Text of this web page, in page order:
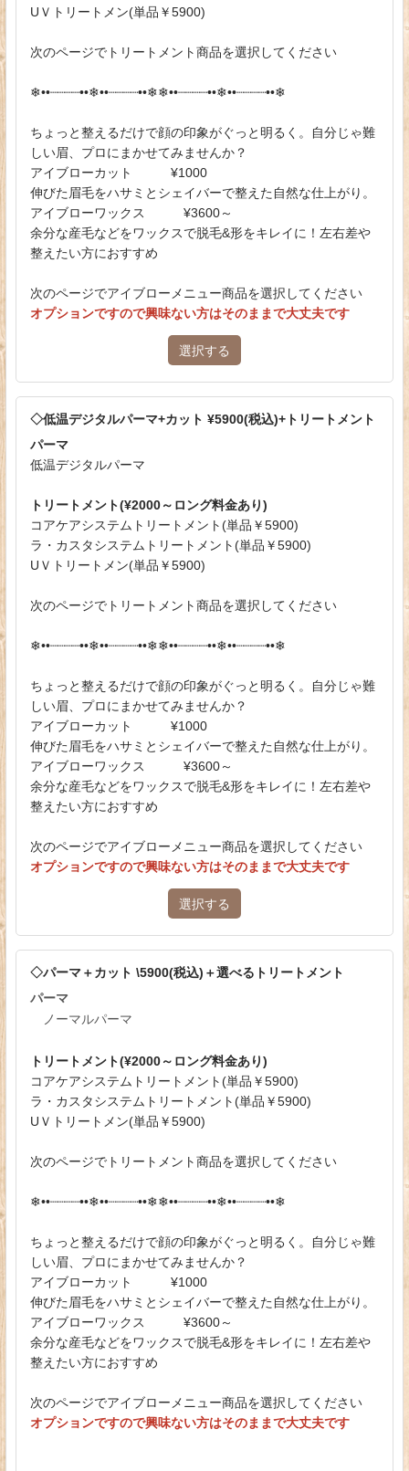
UＶトリートメン(単品￥5900)
次のページでトリートメント商品を選択してください
❄︎••┈┈┈┈••❄︎••┈┈┈┈••❄︎❄︎••┈┈┈┈••❄︎••┈┈┈┈••❄︎
ちょっと整えるだけで顔の印象がぐっと明るく。自分じゃ難
しい眉、プロにまかせてみませんか？
アイブローカット ¥1000
伸びた眉毛をハサミとシェイバーで整えた自然な仕上がり。
アイブローワックス ¥3600～
余分な産毛などをワックスで脱毛&形をキレイに！左右差や
整えたい方におすすめ
次のページでアイブローメニュー商品を選択してください
オプションですので興味ない方はそのままで大丈夫です
選択する
◇低温デジタルパーマ+カット ¥5900(税込)+トリートメント
パーマ
低温デジタルパーマ
トリートメント(¥2000～ロング料金あり)
コアケアシステムトリートメント(単品￥5900)
ラ・カスタシステムトリートメント(単品￥5900)
UＶトリートメン(単品￥5900)
次のページでトリートメント商品を選択してください
❄︎••┈┈┈┈••❄︎••┈┈┈┈••❄︎❄︎••┈┈┈┈••❄︎••┈┈┈┈••❄︎
ちょっと整えるだけで顔の印象がぐっと明るく。自分じゃ難
しい眉、プロにまかせてみませんか？
アイブローカット ¥1000
伸びた眉毛をハサミとシェイバーで整えた自然な仕上がり。
アイブローワックス ¥3600～
余分な産毛などをワックスで脱毛&形をキレイに！左右差や
整えたい方におすすめ
次のページでアイブローメニュー商品を選択してください
オプションですので興味ない方はそのままで大丈夫です
選択する
◇パーマ＋カット \5900(税込)＋選べるトリートメント
パーマ
ノーマルパーマ
トリートメント(¥2000～ロング料金あり)
コアケアシステムトリートメント(単品￥5900)
ラ・カスタシステムトリートメント(単品￥5900)
UＶトリートメン(単品￥5900)
次のページでトリートメント商品を選択してください
❄︎••┈┈┈┈••❄︎••┈┈┈┈••❄︎❄︎••┈┈┈┈••❄︎••┈┈┈┈••❄︎
ちょっと整えるだけで顔の印象がぐっと明るく。自分じゃ難
しい眉、プロにまかせてみませんか？
アイブローカット ¥1000
伸びた眉毛をハサミとシェイバーで整えた自然な仕上がり。
アイブローワックス ¥3600～
余分な産毛などをワックスで脱毛&形をキレイに！左右差や
整えたい方におすすめ
次のページでアイブローメニュー商品を選択してください
オプションですので興味ない方はそのままで大丈夫です